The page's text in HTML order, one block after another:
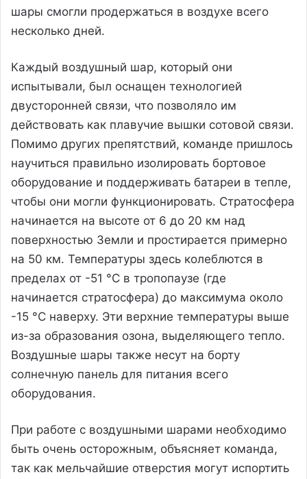
шары смогли продержаться в воздухе всего
несколько дней.
Каждый воздушный шар, который они
испытывали, был оснащен технологией
двусторонней связи, что позволяло им
действовать как плавучие вышки сотовой связи.
Помимо других препятствий, команде пришлось
научиться правильно изолировать бортовое
оборудование и поддерживать батареи в тепле,
чтобы они могли функционировать. Стратосфера
начинается на высоте от 6 до 20 км над
поверхностью Земли и простирается примерно
на 50 км. Температуры здесь колеблются в
пределах от -51 °C в тропопаузе (где
начинается стратосфера) до максимума около
-15 °C наверху. Эти верхние температуры выше
из-за образования озона, выделяющего тепло.
Воздушные шары также несут на борту
солнечную панель для питания всего
оборудования.
При работе с воздушными шарами необходимо
быть очень осторожным, объясняет команда,
так как мельчайшие отверстия могут испортить